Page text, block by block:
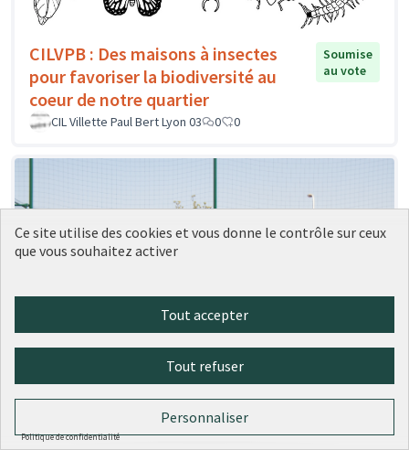
CILVPB : Des maisons à insectes
pour favoriser la biodiversité au
coeur de notre quartier
Soumise
au vote
CIL Villette Paul Bert Lyon 03 0 0
TACO :Imaginons ensemble notre
Soumise
Ce site utilise des cookies et vous donne le contrôle sur ceux
que vous souhaitez activer
Tout accepter
Tout refuser
Personnaliser
Politique de confidentialité